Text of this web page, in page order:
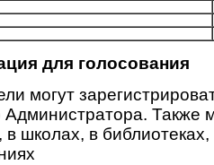
для голосования
могут
Администратора. Также
в школах, в